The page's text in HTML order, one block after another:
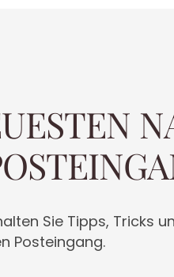
Sie Tipps, Tricks
Posteingang.